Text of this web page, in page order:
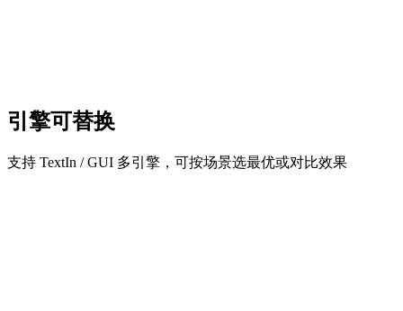
引擎可替换
支持 TextIn / GUI 多引擎，可按场景选最优或对比效果